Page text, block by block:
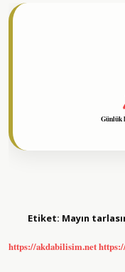
Günlük
Etiket: Mayın
https://akdabilisim.net